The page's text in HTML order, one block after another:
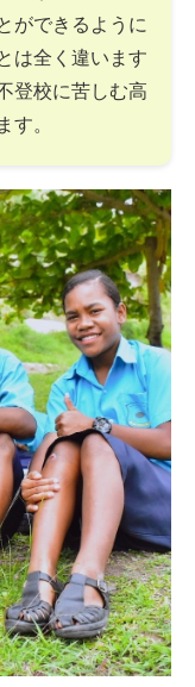
ができるように
は全く違います
登校に苦しむ高
す。